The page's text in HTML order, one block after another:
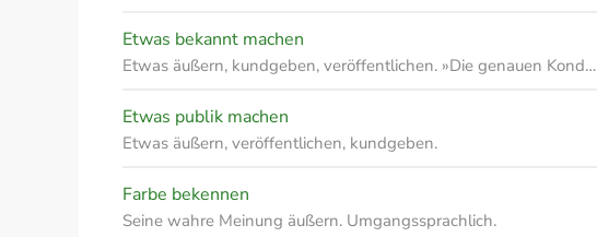
Etwas bekannt machen
Etwas äußern, kundgeben, veröffentlichen. »Die genauen Kond…
Etwas publik machen
Etwas äußern, veröffentlichen, kundgeben.
Farbe bekennen
Seine wahre Meinung äußern. Umgangssprachlich.